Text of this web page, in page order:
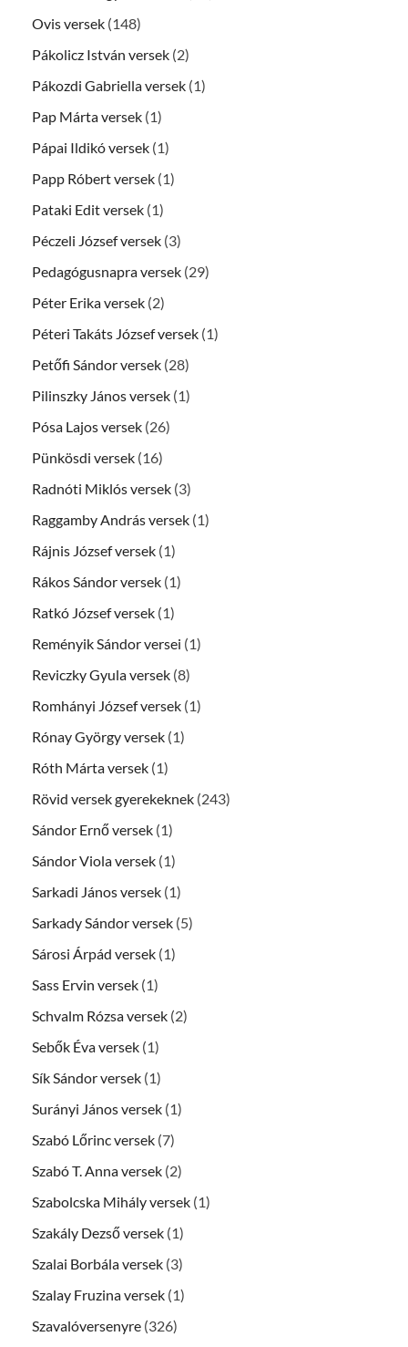
Ovis versek (148)
Pákolicz István versek (2)
Pákozdi Gabriella versek (1)
Pap Márta versek (1)
Pápai Ildikó versek (1)
Papp Róbert versek (1)
Pataki Edit versek (1)
Péczeli József versek (3)
Pedagógusnapra versek (29)
Péter Erika versek (2)
Péteri Takáts József versek (1)
Petőfi Sándor versek (28)
Pilinszky János versek (1)
Pósa Lajos versek (26)
Pünkösdi versek (16)
Radnóti Miklós versek (3)
Raggamby András versek (1)
Rájnis József versek (1)
Rákos Sándor versek (1)
Ratkó József versek (1)
Reményik Sándor versei (1)
Reviczky Gyula versek (8)
Romhányi József versek (1)
Rónay György versek (1)
Róth Márta versek (1)
Rövid versek gyerekeknek (243)
Sándor Ernő versek (1)
Sándor Viola versek (1)
Sarkadi János versek (1)
Sarkady Sándor versek (5)
Sárosi Árpád versek (1)
Sass Ervin versek (1)
Schvalm Rózsa versek (2)
Sebők Éva versek (1)
Sík Sándor versek (1)
Surányi János versek (1)
Szabó Lőrinc versek (7)
Szabó T. Anna versek (2)
Szabolcska Mihály versek (1)
Szakály Dezső versek (1)
Szalai Borbála versek (3)
Szalay Fruzina versek (1)
Szavalóversenyre (326)